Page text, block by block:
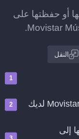
أو حفظتها على
النقل
إلى